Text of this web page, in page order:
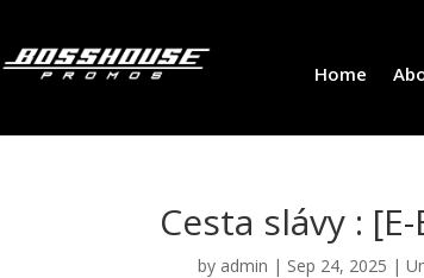
Home
Cesta slávy :
by admin | Sep 24, 2025 |